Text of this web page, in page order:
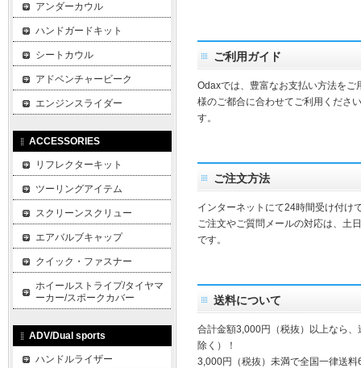
ご利用ガイド
Odaxでは、豊富なお支払い方法を
様のご都合に合わせてご利用くださ
す。
ご注文方法
インターネットにて24時間受け付け
ご注文やご質問メールの対応は、土
です。
送料について
合計金額3,000円（税抜）以上なら
除く）！
3,000円（税抜）未満で全国一律送
アンダーカウル
ハンドガードキット
シートカウル
アドベンチャービーク
エンジンスライダー
ACCESSORIES
リフレクターキット
ツーリングアイテム
スクリーンスクリュー
エアバルブキャップ
クイック・ファスナー
ホイールストライプ/タイヤマ
ーカー/スポークカバー
ADV/Dual sports
ハンドルライザー